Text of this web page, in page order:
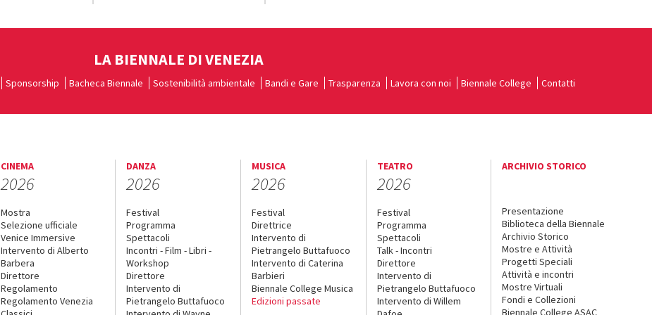
LA BIENNALE DI VENEZIA
Sponsorship Bacheca Biennale Sostenibilità ambientale Bandi e Gare Trasparenza Lavora con noi Biennale College Contatti
CINEMA
2026
Mostra
Selezione ufficiale
Venice Immersive
Intervento di Alberto
Barbera
Direttore
Regolamento
Regolamento Venezia
DANZA
2026
Festival
Programma
Spettacoli
Incontri - Film - Libri -
Workshop
Direttore
Intervento di
Pietrangelo Buttafuoco
MUSICA
2026
Festival
Direttrice
Intervento di
Pietrangelo Buttafuoco
Intervento di Caterina
Barbieri
Biennale College Musica
Edizioni passate
TEATRO
2026
Festival
Programma
Spettacoli
Talk - Incontri
Direttore
Intervento di
Pietrangelo Buttafuoco
Intervento di Willem
ARCHIVIO STORICO
Presentazione
Biblioteca della Biennale
Archivio Storico
Mostre e Attività
Progetti Speciali
Attività e incontri
Mostre Virtuali
Fondi e Collezioni
Biennale College ASAC